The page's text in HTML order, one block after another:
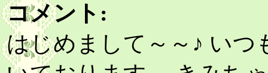
コメント:
はじめまして～～♪ いつ